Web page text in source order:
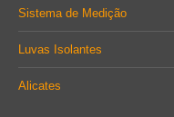
Sistema de Medição
Luvas Isolantes
Alicates